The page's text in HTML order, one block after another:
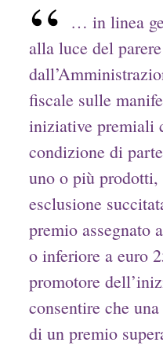
… in linea
alla luce del
fiscale sulle
iniziative premiali
condizione di
uno o più
esclusione
premio assegnato
o inferiore a euro
promotore
consentire che
di un premio